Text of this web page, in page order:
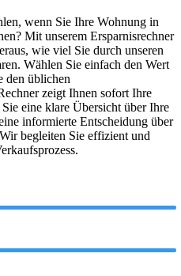
wenn Sie Ihre Wohnung in
Mit unserem Ersparnisrechner
wie viel Sie durch unseren
Wählen Sie einfach den Wert
den üblichen
zeigt Ihnen sofort Ihre
eine klare Übersicht über Ihre
informierte Entscheidung über
begleiten Sie effizient und